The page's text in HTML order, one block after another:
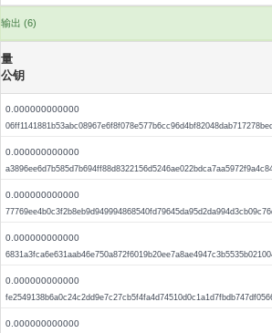
输出 (6)
量
公钥
0.000000000000
0.000000000000
0.000000000000
0.000000000000
0.000000000000
0.000000000000